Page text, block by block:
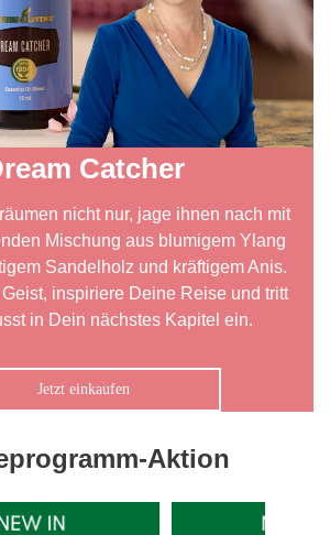
Catcher
nicht nur, jage ihnen nach mit
Mischung aus blumigem Ylang
Sandelholz und kräftigem Anis.
inspiriere Deine Reise und tritt
in Dein nächstes Kapitel ein.
Jetzt einkaufen
Aktion